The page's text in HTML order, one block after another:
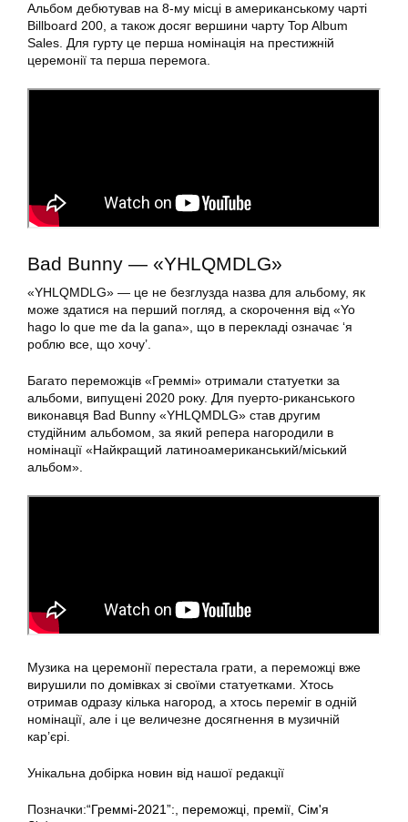
Альбом дебютував на 8-му місці в американському чарті
Billboard 200, а також досяг вершини чарту Top Album
Sales. Для гурту це перша номінація на престижній
церемонії та перша перемога.
Bad Bunny — «YHLQMDLG»
«YHLQMDLG» — це не безглузда назва для альбому, як
може здатися на перший погляд, а скорочення від «Yo
hago lo que me da la gana», що в перекладі означає ‘я
роблю все, що хочу’.
Багато переможців «Греммі» отримали статуетки за
альбоми, випущені 2020 року. Для пуерто-риканського
виконавця Bad Bunny «YHLQMDLG» став другим
студійним альбомом, за який репера нагородили в
номінації «Найкращий латиноамериканський/міський
альбом».
Музика на церемонії перестала грати, а переможці вже
вирушили по домівках зі своїми статуетками. Хтось
отримав одразу кілька нагород, а хтось переміг в одній
номінації, але і це величезне досягнення в музичній
кар’єрі.
Унікальна добірка новин від нашої редакції
Позначки:“Греммі-2021”:, переможці, премії, Сім'я